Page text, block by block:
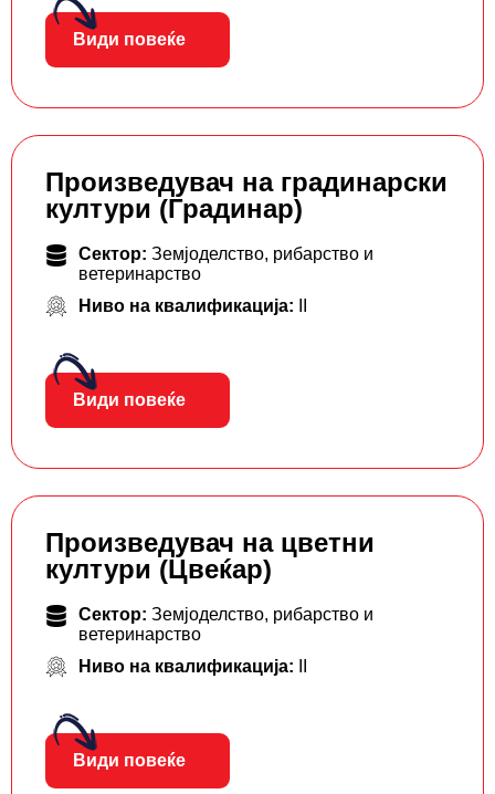
Види повеќе
Произведувач на градинарски
култури (Градинар)
Сектор: Земјоделство, рибарство и
ветеринарство
Ниво на квалификација:
Види повеќе
Произведувач на цветни
култури (Цвеќар)
Сектор: Земјоделство, рибарство и
ветеринарство
Ниво на квалификација:
Види повеќе